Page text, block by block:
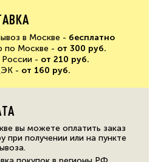
в Москве - бесплатно
по Москве - от 300 руб.
- от 210 руб.
- от 160 руб.
вы можете оплатить заказ
при получении или на пункте